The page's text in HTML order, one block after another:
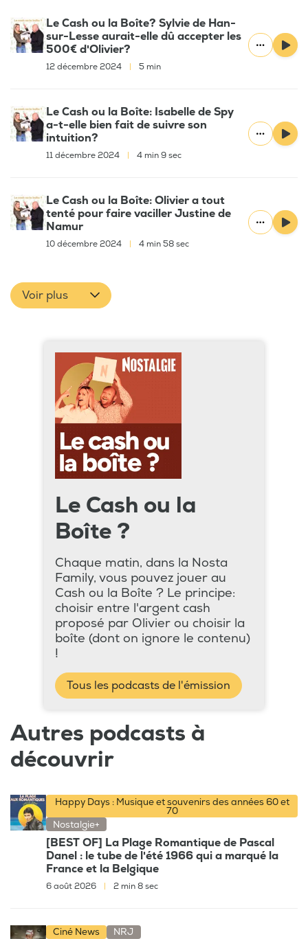
Le Cash ou la Boîte? Sylvie de Han-
sur-Lesse aurait-elle dû accepter les
500€ d'Olivier?
12 décembre 2024 5 min
Le Cash ou la Boîte: Isabelle de Spy
a-t-elle bien fait de suivre son
intuition?
11 décembre 2024 4 min 9 sec
Le Cash ou la Boîte: Olivier a tout
tenté pour faire vaciller Justine de
Namur
10 décembre 2024 4 min 58 sec
Voir plus
Le Cash ou la
Boîte ?
Chaque matin, dans la Nosta
Family, vous pouvez jouer au
Cash ou la Boîte ? Le principe:
choisir entre l'argent cash
proposé par Olivier ou choisir la
boîte (dont on ignore le contenu)
!
Tous les podcasts de l'émission
Autres podcasts à
découvrir
Happy Days : Musique et souvenirs des années 60 et
70
Nostalgie+
[BEST OF] La Plage Romantique de Pascal
Danel : le tube de l'été 1966 qui a marqué la
France et la Belgique
6 août 2026 2 min 8 sec
Ciné News NRJ